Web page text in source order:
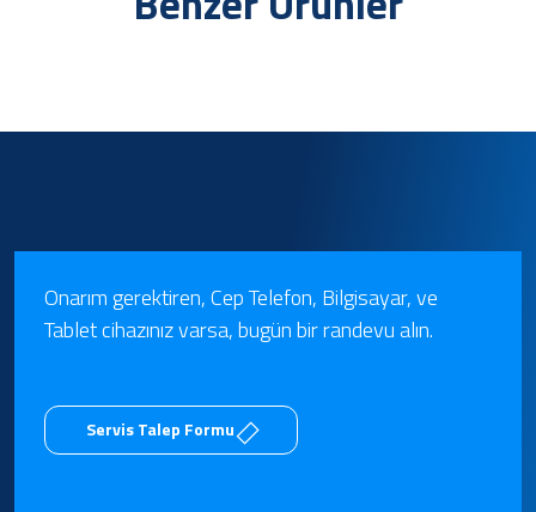
Onarım gerektiren, Cep Telefon, Bilgisayar, ve
Tablet cihazınız varsa, bugün bir randevu alın.
Servis Talep Formu